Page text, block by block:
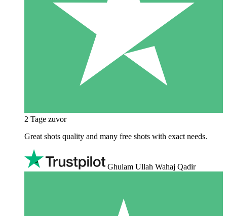
2 Tage zuvor
Great shots quality and many free shots with exact needs.
Ghulam Ullah Wahaj Qadir